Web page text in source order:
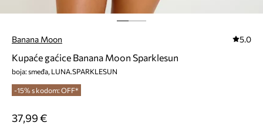
Banana Moon 5.0
Kupaće gaćice Banana Moon Sparklesun
boja: smeđa, LUNA.SPARKLESUN
-15% s kodom: OFF*
37,99 €